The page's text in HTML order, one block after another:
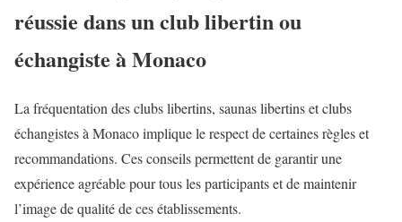
réussie dans un club libertin ou
échangiste à Monaco
La fréquentation des clubs libertins, saunas libertins et clubs
échangistes à Monaco implique le respect de certaines règles et
recommandations. Ces conseils permettent de garantir une
expérience agréable pour tous les participants et de maintenir
l’image de qualité de ces établissements.